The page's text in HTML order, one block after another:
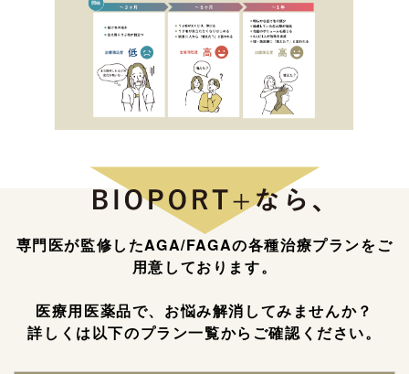
専門医が監修したAGA/FAGAの各種治療プランをご
用意しております。
医療用医薬品で、お悩み解消してみませんか？
詳しくは以下のプラン一覧からご確認ください。